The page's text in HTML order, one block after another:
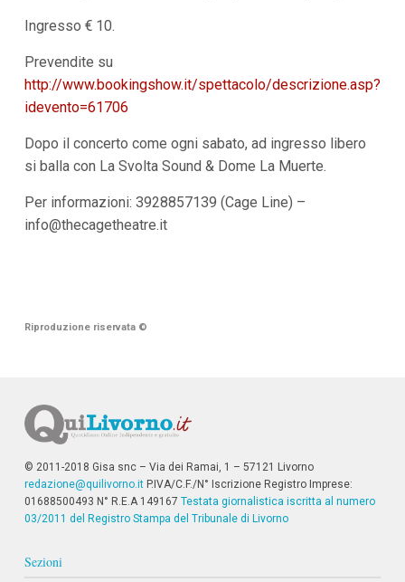
Ingresso € 10.
Prevendite su
http://www.bookingshow.it/spettacolo/descrizione.asp?
idevento=61706
Dopo il concerto come ogni sabato, ad ingresso libero
si balla con La Svolta Sound & Dome La Muerte.
Per informazioni: 3928857139 (Cage Line) –
info@thecagetheatre.it
Riproduzione riservata ©
© 2011-2018 Gisa snc – Via dei Ramai, 1 – 57121 Livorno
redazione@quilivorno.itP.IVA/C.F./N° Iscrizione Registro Imprese:
01688500493 N° R.E.A 149167 Testata giornalistica iscritta al numero
03/2011 del Registro Stampa del Tribunale di Livorno
Sezioni